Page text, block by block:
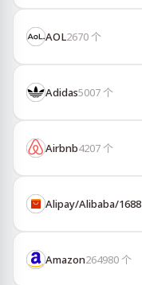
AOL2670个
Adidas5007个
Airbnb4207个
Alipay/Alibaba/1688
Amazon264980个